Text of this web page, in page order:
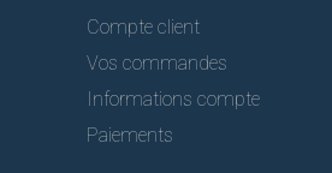
Compte client
Vos commandes
Informations compte
Paiements